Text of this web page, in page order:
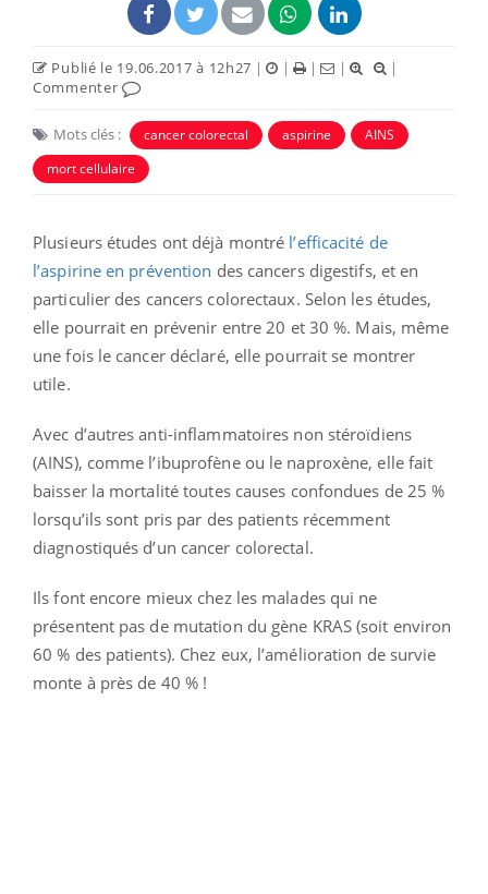
Publié le 19.06.2017 à 12h27 | | | |
|
Commenter
Mots clés : cancer colorectal aspirine
AINS
mort cellulaire
Plusieurs études ont déjà montré l’efficacité de
l’aspirine en prévention des cancers digestifs, et en
particulier des cancers colorectaux. Selon les études,
elle pourrait en prévenir entre 20 et 30 %. Mais, même
une fois le cancer déclaré, elle pourrait se montrer
utile.
Avec d’autres anti-inflammatoires non stéroïdiens
(AINS), comme l’ibuprofène ou le naproxène, elle fait
baisser la mortalité toutes causes confondues de 25 %
lorsqu’ils sont pris par des patients récemment
diagnostiqués d’un cancer colorectal.
Ils font encore mieux chez les malades qui ne
présentent pas de mutation du gène KRAS (soit environ
60 % des patients). Chez eux, l’amélioration de survie
monte à près de 40 % !